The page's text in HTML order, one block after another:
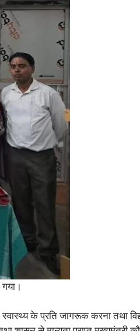
के प्रति जागरूक करना तथा